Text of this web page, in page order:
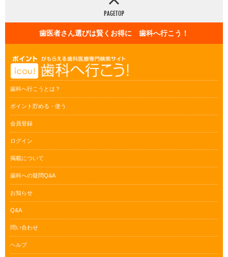
歯医者さん選びは賢くお得に 歯科へ行こう！
歯科へ行こうとは？
ポイント貯める・使う
会員登録
ログイン
掲載について
歯科への疑問Q&A
お知らせ
Q&A
問い合わせ
ヘルプ